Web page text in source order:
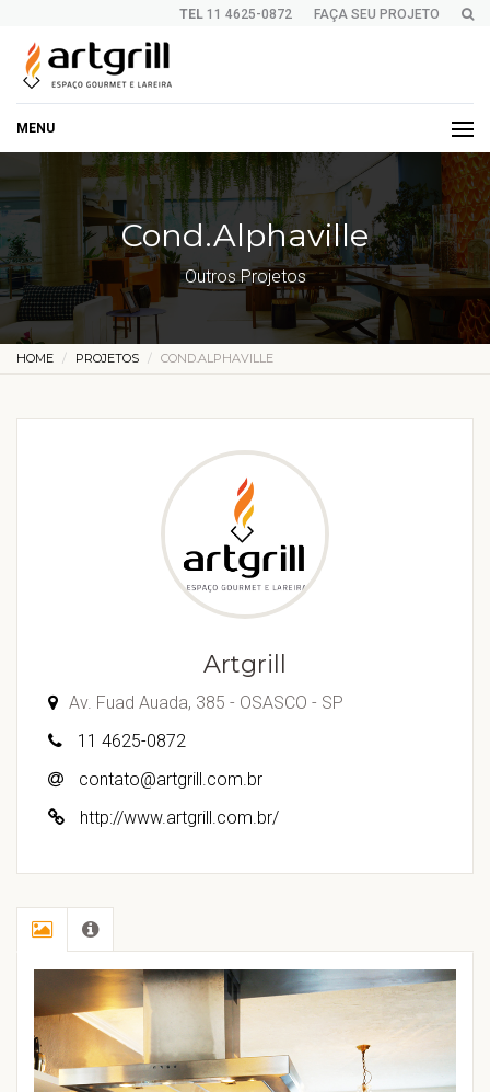
TEL 11 4625-0872 FAÇA SEU PROJETO
MENU
Cond.Alphaville
Outros Projetos
HOME PROJETOS COND.ALPHAVILLE
Artgrill
Av. Fuad Auada, 385 - OSASCO - SP
11 4625-0872
contato@artgrill.com.br
http://www.artgrill.com.br/